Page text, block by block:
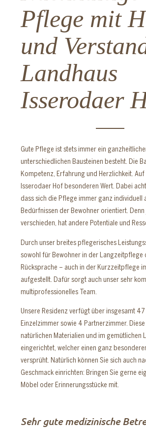
Pflege mit
und
Landhaus
Isserodaer
Gute Pflege ist stets immer ein
unterschiedlichen Bausteinen besteht. Die
Kompetenz, Erfahrung und Herzlichkeit. Auf
Isserodaer Hof besonderen Wert. Dabei
dass sich die Pflege immer ganz individuell
Bedürfnissen der Bewohner orientiert.
verschieden, hat andere Potentiale und
Durch unser breites pflegerisches
sowohl für Bewohner in der Langzeitpflege
Rücksprache – auch in der Kurzzeitpflege
aufgestellt. Dafür sorgt auch unser sehr
multiprofessionelles Team.
Unsere Residenz verfügt über insgesamt
Einzelzimmer sowie 4 Partnerzimmer.
natürlichen Materialien und im gemütlichen
eingerichtet, welcher einen ganz
versprüht. Natürlich können Sie sich auch
Geschmack einrichten: Bringen Sie gerne
Möbel oder Erinnerungsstücke mit.
Sehr gute medizinische